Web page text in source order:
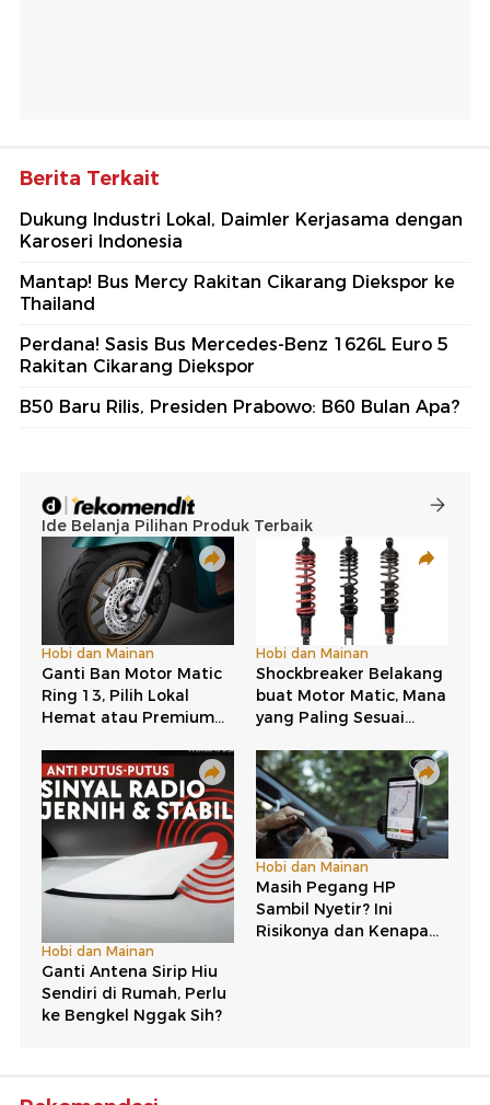
Berita Terkait
Dukung Industri Lokal, Daimler Kerjasama dengan
Karoseri Indonesia
Mantap! Bus Mercy Rakitan Cikarang Diekspor ke
Thailand
Perdana! Sasis Bus Mercedes-Benz 1626L Euro 5
Rakitan Cikarang Diekspor
B50 Baru Rilis, Presiden Prabowo: B60 Bulan Apa?